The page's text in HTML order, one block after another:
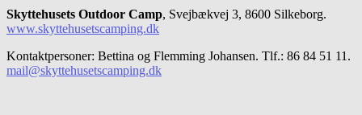
Skyttehusets Outdoor Camp, Svejbækvej 3, 8600 Silkeborg.
www.skyttehusetscamping.dk
Kontaktpersoner: Bettina og Flemming Johansen. Tlf.: 86 84 51 11.
mail@skyttehusetscamping.dk